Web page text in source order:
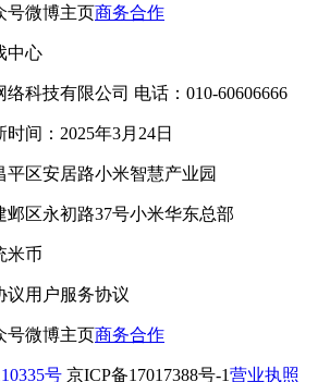
号微博主页商务合作
中心
科技有限公司 电话：010-60606666
时间：2025年3月24日
区安居路小米智慧产业园
区永初路37号小米华东总部
米币
议用户服务协议
号微博主页商务合作
号 京ICP备17017388号-1营业执照